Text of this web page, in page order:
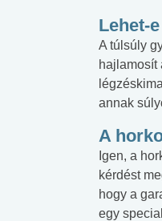
Lehet-
A túlsúly
hajlamosít
annak
A
Igen, a
kérdést
hogy a
egy